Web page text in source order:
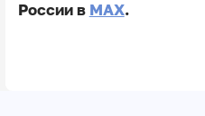
России в MAX.